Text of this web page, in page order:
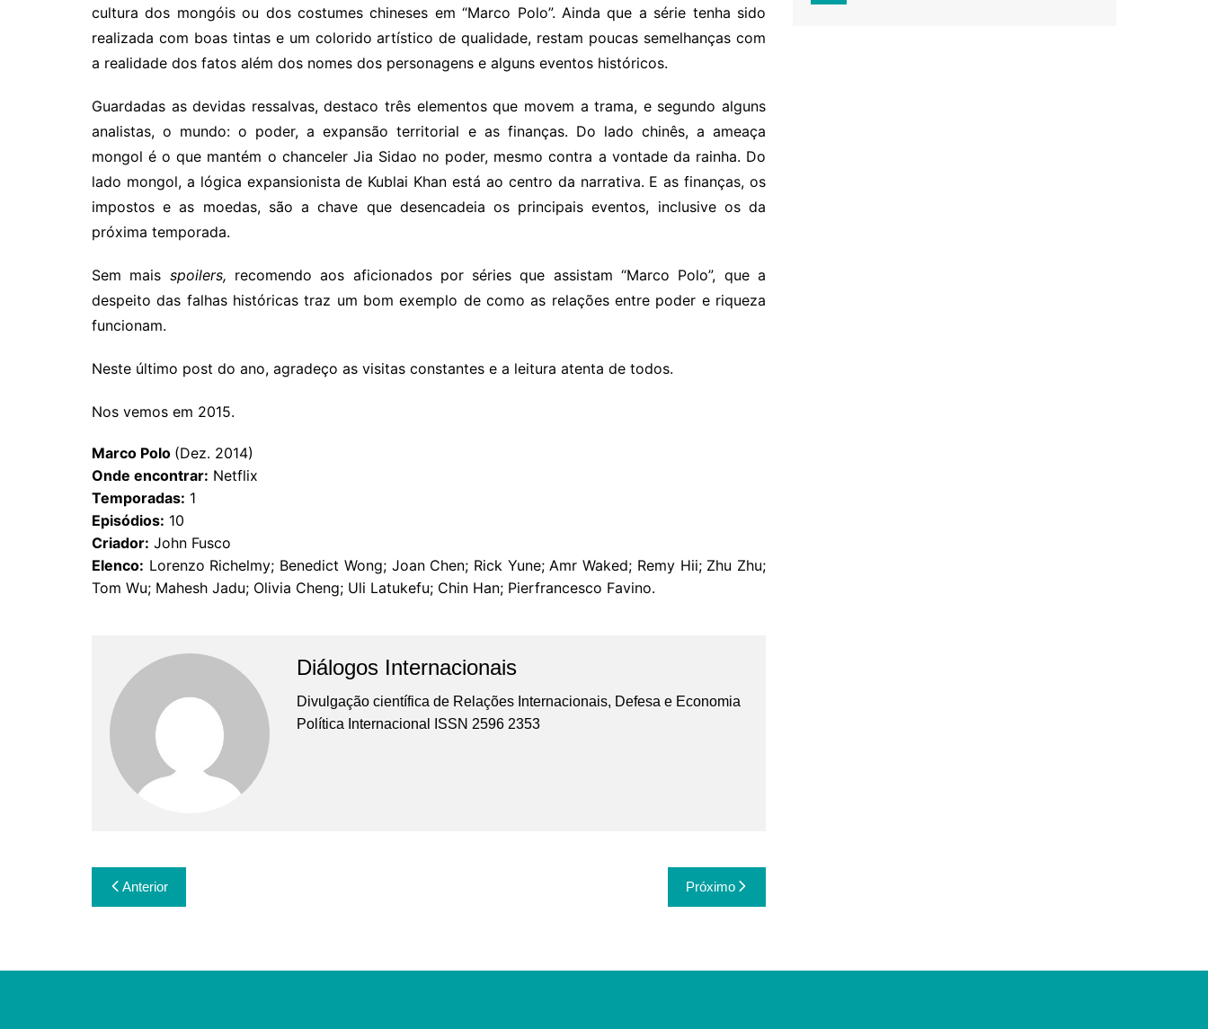
cultura dos mongóis ou dos costumes chineses em “Marco Polo”. Ainda que a série tenha sido
realizada com boas tintas e um colorido artístico de qualidade, restam poucas semelhanças com
a realidade dos fatos além dos nomes dos personagens e alguns eventos históricos.
Guardadas as devidas ressalvas, destaco três elementos que movem a trama, e segundo alguns
analistas, o mundo: o poder, a expansão territorial e as finanças. Do lado chinês, a ameaça
mongol é o que mantém o chanceler Jia Sidao no poder, mesmo contra a vontade da rainha. Do
lado mongol, a lógica expansionista de Kublai Khan está ao centro da narrativa. E as finanças, os
impostos e as moedas, são a chave que desencadeia os principais eventos, inclusive os da
próxima temporada.
Sem mais spoilers, recomendo aos aficionados por séries que assistam “Marco Polo”, que a
despeito das falhas históricas traz um bom exemplo de como as relações entre poder e riqueza
funcionam.
Neste último post do ano, agradeço as visitas constantes e a leitura atenta de todos.
Nos vemos em 2015.
Marco Polo (Dez. 2014)
Onde encontrar: Netflix
Temporadas: 1
Episódios: 10
Criador: John Fusco
Elenco: Lorenzo Richelmy; Benedict Wong; Joan Chen; Rick Yune; Amr Waked; Remy Hii; Zhu Zhu;
Tom Wu; Mahesh Jadu; Olivia Cheng; Uli Latukefu; Chin Han; Pierfrancesco Favino.
Diálogos Internacionais
Divulgação científica de Relações Internacionais, Defesa e Economia
Política Internacional ISSN 2596 2353
Navegação
de
Anterior Próximo